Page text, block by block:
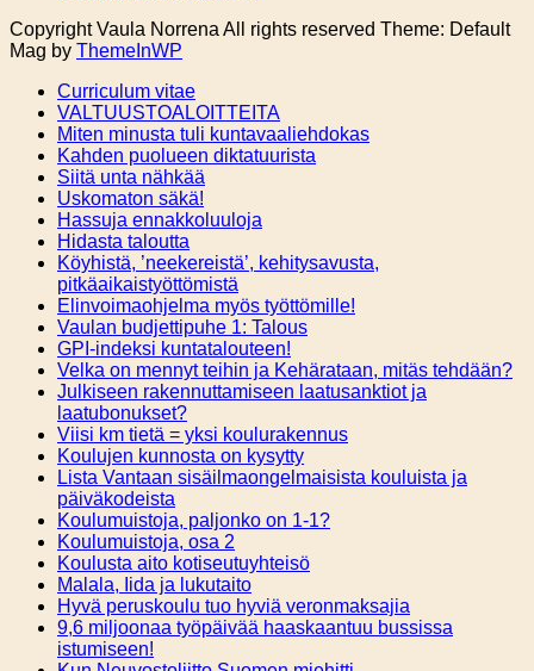
Copyright Vaula Norrena All rights reserved Theme: Default
Mag by ThemeInWP
Curriculum vitae
VALTUUSTOALOITTEITA
Miten minusta tuli kuntavaaliehdokas
Kahden puolueen diktatuurista
Siitä unta nähkää
Uskomaton säkä!
Hassuja ennakkoluuloja
Hidasta taloutta
Köyhistä, ’neekereistä’, kehitysavusta,
pitkäaikaistyöttömistä
Elinvoimaohjelma myös työttömille!
Vaulan budjettipuhe 1: Talous
GPI-indeksi kuntatalouteen!
Velka on mennyt teihin ja Kehärataan, mitäs tehdään?
Julkiseen rakennuttamiseen laatusanktiot ja
laatubonukset?
Viisi km tietä = yksi koulurakennus
Koulujen kunnosta on kysytty
Lista Vantaan sisäilmaongelmaisista kouluista ja
päiväkodeista
Koulumuistoja, paljonko on 1-1?
Koulumuistoja, osa 2
Koulusta aito kotiseutuyhteisö
Malala, Iida ja lukutaito
Hyvä peruskoulu tuo hyviä veronmaksajia
9,6 miljoonaa työpäivää haaskaantuu bussissa
istumiseen!